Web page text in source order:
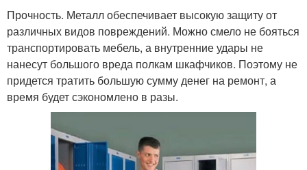
Прочность. Металл обеспечивает высокую защиту от
различных видов повреждений. Можно смело не бояться
транспортировать мебель, а внутренние удары не
нанесут большого вреда полкам шкафчиков. Поэтому не
придется тратить большую сумму денег на ремонт, а
время будет сэкономлено в разы.